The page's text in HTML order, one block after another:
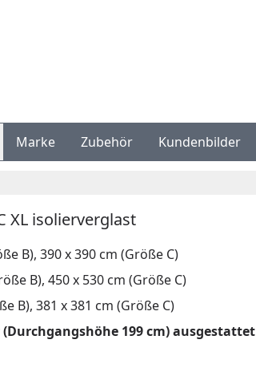
Marke Zubehör Kundenbilder
XL isolierverglast
B), 390 x 390 cm (Größe C)
B), 450 x 530 cm (Größe C)
B), 381 x 381 cm (Größe C)
199 cm) ausgestattet